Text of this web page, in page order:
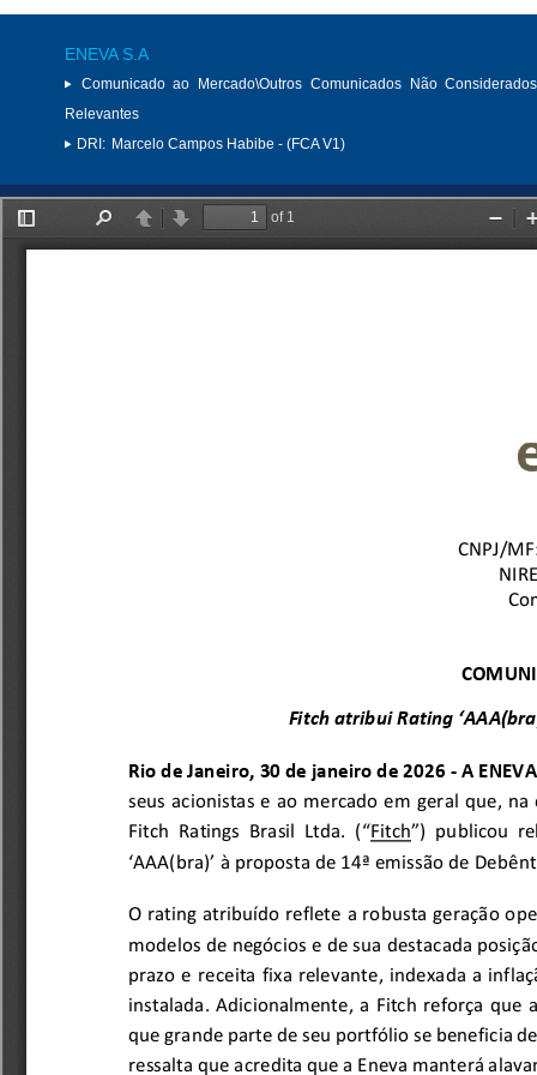
ENEVA S.A
Comunicado ao Mercado\Outros Comunicados Não
Relevantes
DRI: Marcelo Campos Habibe - (FCA V1)